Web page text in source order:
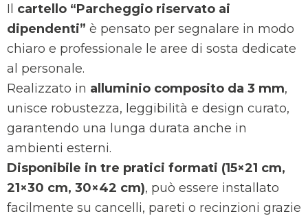
Il cartello “Parcheggio riservato ai
dipendenti” è pensato per segnalare in modo
chiaro e professionale le aree di sosta dedicate
al personale.
Realizzato in alluminio composito da 3 mm,
unisce robustezza, leggibilità e design curato,
garantendo una lunga durata anche in
ambienti esterni.
Disponibile in tre pratici formati (15×21 cm,
21×30 cm, 30×42 cm), può essere installato
facilmente su cancelli, pareti o recinzioni grazie